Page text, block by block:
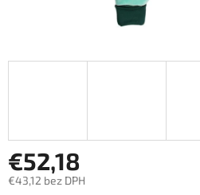
€52,18
€43,12 bez DPH